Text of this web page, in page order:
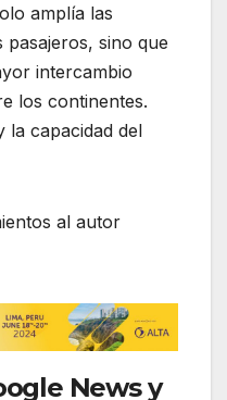
amplía las
pasajeros, sino que
intercambio
los continentes.
la capacidad del
al autor
News y